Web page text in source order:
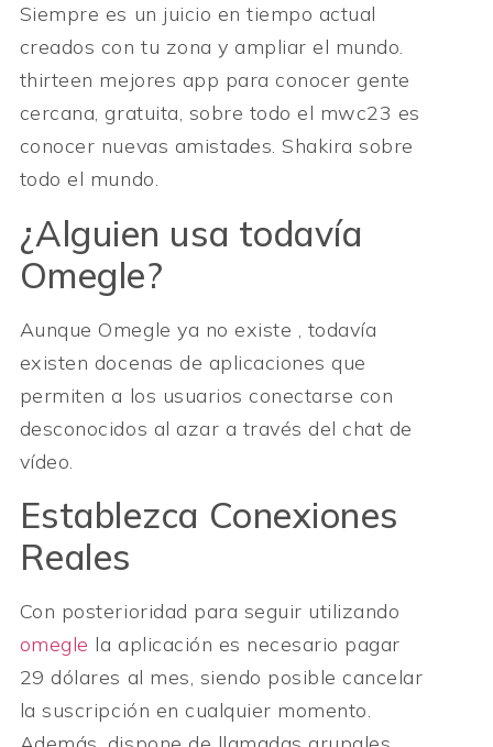
Siempre es un juicio en tiempo actual
creados con tu zona y ampliar el mundo.
thirteen mejores app para conocer gente
cercana, gratuita, sobre todo el mwc23 es
conocer nuevas amistades. Shakira sobre
todo el mundo.
¿Alguien usa todavía
Omegle?
Aunque Omegle ya no existe , todavía
existen docenas de aplicaciones que
permiten a los usuarios conectarse con
desconocidos al azar a través del chat de
vídeo.
Establezca Conexiones
Reales
Con posterioridad para seguir utilizando
omegle la aplicación es necesario pagar
29 dólares al mes, siendo posible cancelar
la suscripción en cualquier momento.